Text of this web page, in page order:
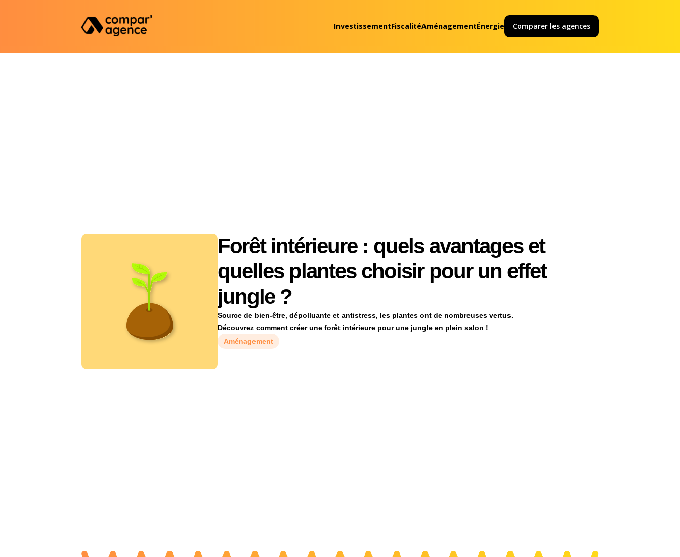
InvestissementFiscalitéAménagementÉnergie Comparer les agences
Forêt intérieure : quels avantages et
quelles plantes choisir pour un effet
jungle ?
Source de bien-être, dépolluante et antistress, les plantes ont de nombreuses vertus.
Découvrez comment créer une forêt intérieure pour une jungle en plein salon !
Aménagement